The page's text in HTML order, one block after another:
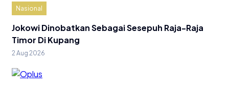
Nasional
Jokowi Dinobatkan Sebagai Sesepuh Raja-Raja
Timor Di Kupang
2 Aug 2026